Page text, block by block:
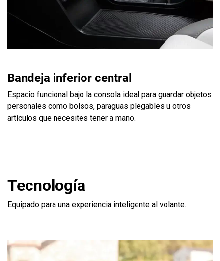
Bandeja inferior central
Espacio funcional bajo la consola ideal para guardar objetos
personales como bolsos, paraguas plegables u otros
artículos que necesites tener a mano.
Tecnología
Equipado para una experiencia inteligente al volante.